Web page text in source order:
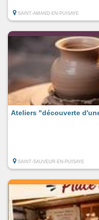
SAINT-AMAND-EN-PUISAYE
Ateliers "découverte
SAINT-SAUVEUR-EN-PUISAYE